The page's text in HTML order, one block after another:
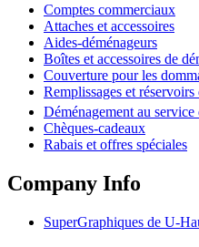
Comptes commerciaux
Attaches et accessoires
Aides-déménageurs
Boîtes et accessoires de
Couverture pour les
Remplissages et réservoirs
Déménagement au
Chèques-cadeaux
Rabais et offres spéciales
Company Info
SuperGraphiques de U-